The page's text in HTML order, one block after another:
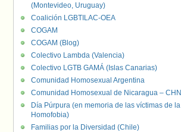
(Montevideo, Uruguay)
Coalición LGBTILAC-OEA
COGAM
COGAM (Blog)
Colectivo Lambda (Valencia)
Colectivo LGTB GAMÁ (Islas Canarias)
Comunidad Homosexual Argentina
Comunidad Homosexual de Nicaragua – CHN
Día Púrpura (en memoria de las víctimas de la
Homofobia)
Familias por la Diversidad (Chile)